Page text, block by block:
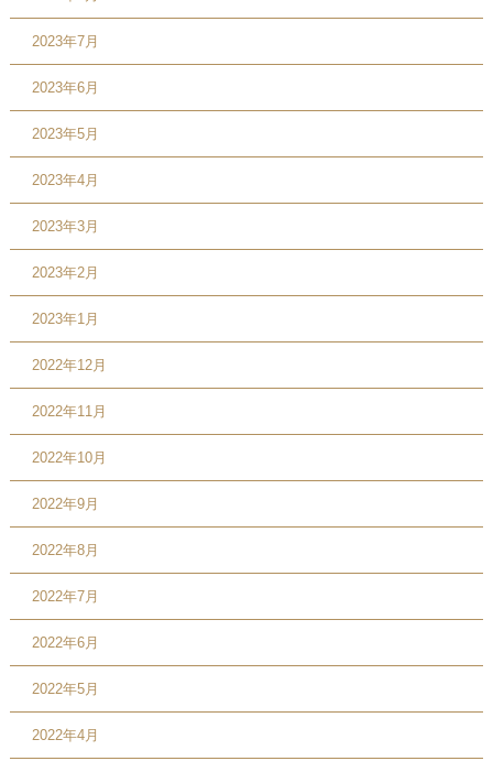
2023年7月
2023年6月
2023年5月
2023年4月
2023年3月
2023年2月
2023年1月
2022年12月
2022年11月
2022年10月
2022年9月
2022年8月
2022年7月
2022年6月
2022年5月
2022年4月